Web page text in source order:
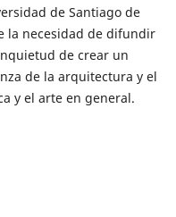
de Santiago de
la necesidad de difundir
de crear un
de la arquitectura y el
y el arte en general.